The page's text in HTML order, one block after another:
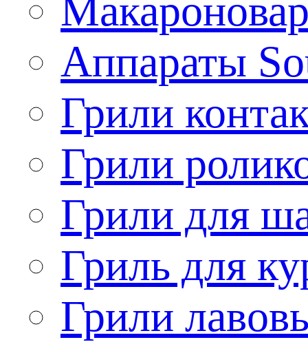
Аппараты
Грили
Грили
Грили для
Гриль для
Грили